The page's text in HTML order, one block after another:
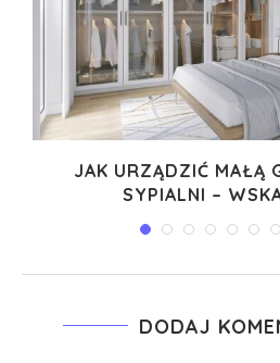
JAK URZĄDZIĆ MAŁĄ
SYPIALNI –
DODAJ